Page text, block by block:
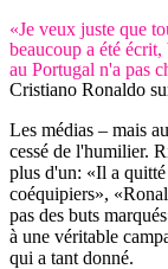
«Je veux juste que
beaucoup a été
au Portugal n'a pas
Cristiano Ronaldo
Les médias – mais
cessé de l'humilier.
plus d'un: «Il a quitté
coéquipiers»,
pas des buts
à une véritable
qui a tant donné.